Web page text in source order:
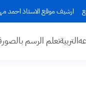
ارشيف موقع الاستاذ احمد
التربيةتعلم الرسم بالصور